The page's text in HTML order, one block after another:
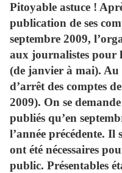
Pitoyable astuce !
publication de ses
septembre 2009,
aux journalistes pour
(de janvier à mai). Au
d’arrêt des comptes
2009). On se
publiés qu’en
l’année précédente.
ont été nécessaires
public. Présentables